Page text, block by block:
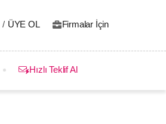
/ ÜYE OL Firmalar İçin
Hızlı Teklif Al